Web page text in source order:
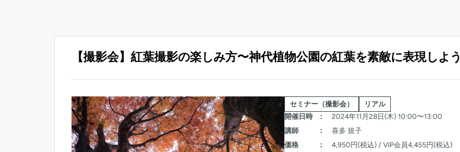
【撮影会】紅葉撮影の楽しみ方〜神代植物公園の紅葉を素敵に表現しよう
セミナー（撮影会）
リアル
開催日時
：
2024年11月28日(木) 10:00〜13:00
講師
：
喜多 規子
価格
： 4,950円(税込) / VIP会員4,455円(税込)